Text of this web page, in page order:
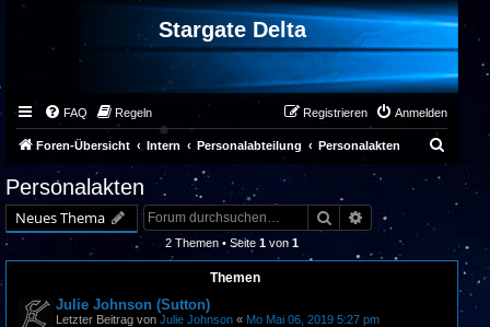
Stargate Delta
FAQ Regeln Anmelden
Registrieren
Foren-Übersicht Intern Personalabteilung Personalakten
Personalakten
Neues Thema Suche Erweiterte Suche
2 Themen • Seite 1 von 1
Themen
Julie Johnson (Sutton)
Letzter Beitrag von Julie Johnson « Mo Mai 06, 2019 5:27 pm